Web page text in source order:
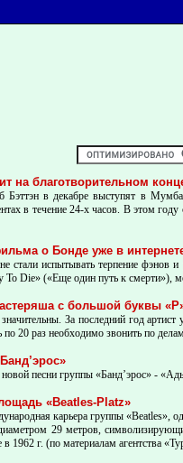
на благотворительном
в декабре выступят в
в течение 24-х часов. В этом
о Бонде уже в
испытывать терпение фэнов
Die» («Еще один путь к смерти»),
с большой буквы
За последний год
20 раз необходимо звонить по
песни группы «Банд’эрос» -
«Beatles-Platz»
карьера группы
29 метров,
г. (по материалам агентства